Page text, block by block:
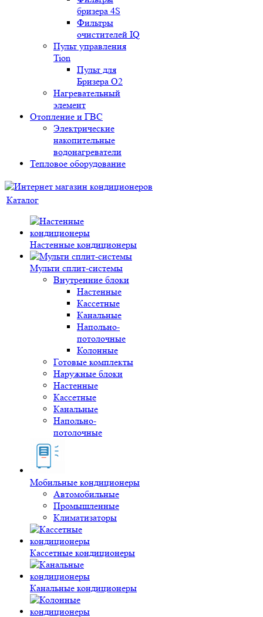
бризера 4S
Фильтры
очистителей IQ
Пульт управления
Tion
Пульт для
Бризера O2
Нагревательный
элемент
Отопление и ГВС
Электрические
накопительные
водонагреватели
Тепловое оборудование
Каталог
Настенные кондиционеры
Мульти сплит-системы
Внутренние блоки
Настенные
Кассетные
Канальные
Напольно-
потолочные
Колонные
Готовые комплекты
Наружные блоки
Настенные
Кассетные
Канальные
Напольно-
потолочные
Мобильные кондиционеры
Автомобильные
Промышленные
Климатизаторы
Кассетные кондиционеры
Канальные кондиционеры